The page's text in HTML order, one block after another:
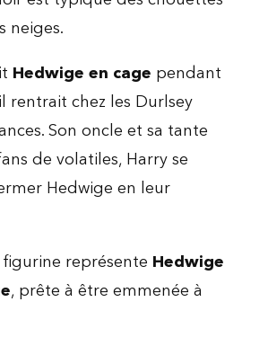
neiges.
Hedwige en cage pendant
rentrait chez les Durlsey
Son oncle et sa tante
de volatiles, Harry se
Hedwige en leur
représente Hedwige
, prête à être emmenée à